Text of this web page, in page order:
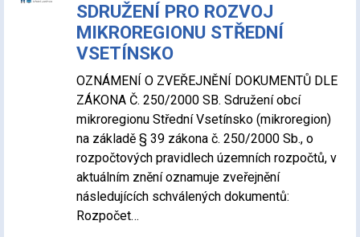
SDRUŽENÍ PRO ROZVOJ
MIKROREGIONU STŘEDNÍ
VSETÍNSKO
OZNÁMENÍ O ZVEŘEJNĚNÍ DOKUMENTŮ DLE
ZÁKONA Č. 250/2000 SB. Sdružení obcí
mikroregionu Střední Vsetínsko (mikroregion)
na základě § 39 zákona č. 250/2000 Sb., o
rozpočtových pravidlech územních rozpočtů, v
aktuálním znění oznamuje zveřejnění
následujících schválených dokumentů:
Rozpočet…